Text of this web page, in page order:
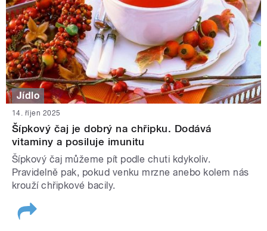
Jídlo
14. říjen 2025
Šípkový čaj je dobrý na chřipku. Dodává
vitaminy a posiluje imunitu
Šípkový čaj můžeme pít podle chuti kdykoliv.
Pravidelně pak, pokud venku mrzne anebo kolem nás
krouží chřipkové bacily.